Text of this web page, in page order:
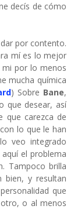
decís de cómo
por contento.
mí es lo mejor
mi por lo menos
mucha química
) Sobre Bane,
que desear, así
que carezca de
lo que le han
veo integrado
el problema
Tampoco brilla
bien, y resultan
que
o al menos